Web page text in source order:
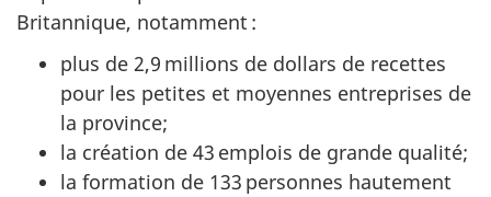
Britannique, notamment :
plus de 2,9 millions de dollars de recettes
pour les petites et moyennes entreprises de
la province;
la création de 43 emplois de grande qualité;
la formation de 133 personnes hautement